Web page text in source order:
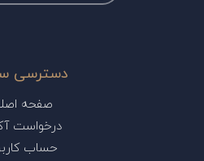
دسترسی
صفحه
درخواست
حساب